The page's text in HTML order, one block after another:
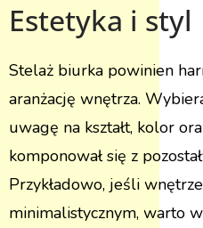
Estetyka i styl
Stelaż biurka powinien
aranżację wnętrza.
uwagę na kształt, kolor
komponował się z
Przykładowo, jeśli
minimalistycznym, warto